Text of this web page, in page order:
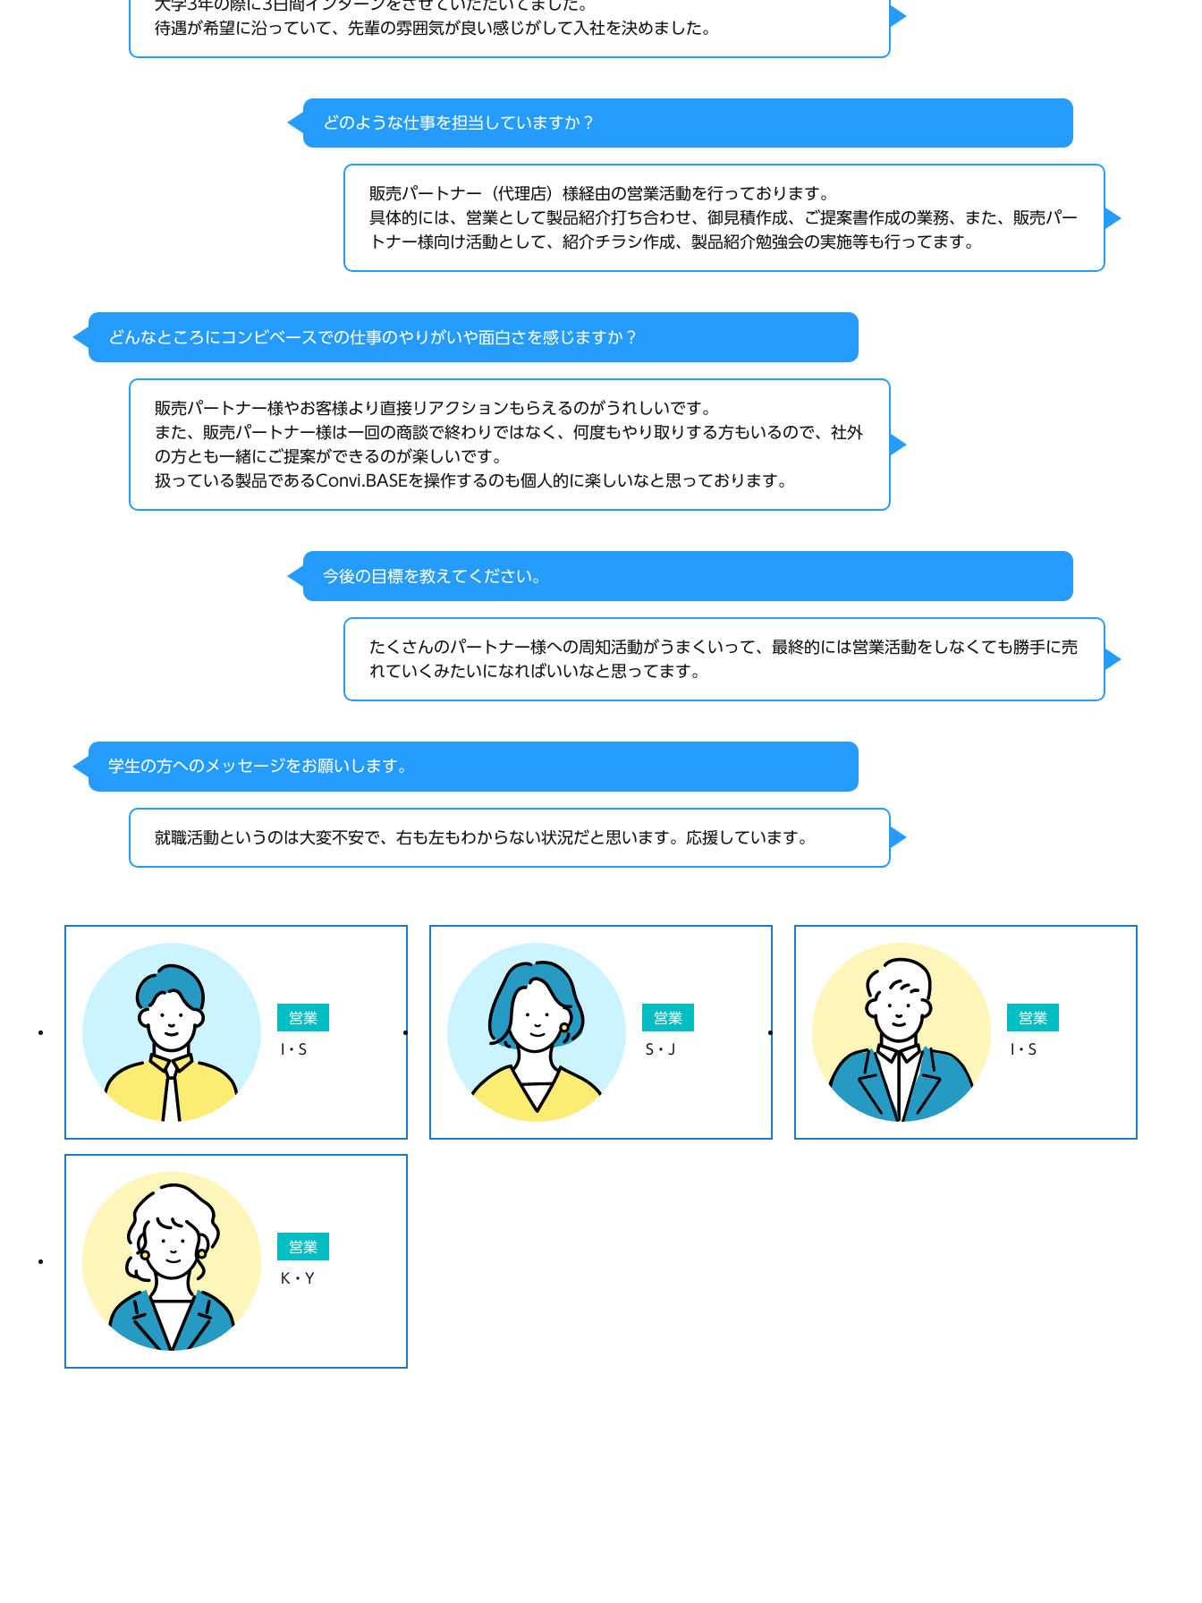
待遇が希望に沿っていて、先輩の雰囲気が良い感じがして入社を決めました。
どのような仕事を担当していますか？
販売パートナー（代理店）様経由の営業活動を行っております。
具体的には、営業として製品紹介打ち合わせ、御見積作成、ご提案書作成の業務、また、販売パー
トナー様向け活動として、紹介チラシ作成、製品紹介勉強会の実施等も行ってます。
どんなところにコンビベースでの仕事のやりがいや面白さを感じますか？
販売パートナー様やお客様より直接リアクションもらえるのがうれしいです。
また、販売パートナー様は一回の商談で終わりではなく、何度もやり取りする方もいるので、社外
の方とも一緒にご提案ができるのが楽しいです。
扱っている製品であるConvi.BASEを操作するのも個人的に楽しいなと思っております。
今後の目標を教えてください。
たくさんのパートナー様への周知活動がうまくいって、最終的には営業活動をしなくても勝手に売
れていくみたいになればいいなと思ってます。
学生の方へのメッセージをお願いします。
就職活動というのは大変不安で、右も左もわからない状況だと思います。応援しています。
営業
I・S
営業
S・J
営業
I・S
営業
K・Y